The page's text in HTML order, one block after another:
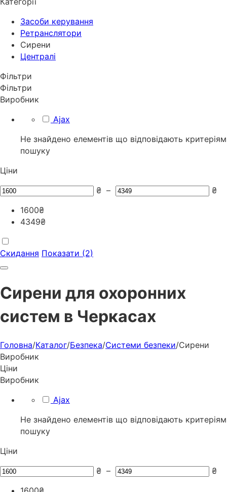
Засоби керування
Ретранслятори
Сирени
Централі
Фільтри
Фільтри
Виробник
Ajax
Не знайдено елементів що відповідають критеріям
пошуку
Ціни
₴ –
₴
1600₴
4349₴
Скидання Показати (2)
Сирени для охоронних
систем в Черкасах
Головна/Каталог/Безпека/Системи безпеки/Сирени
Виробник
Ціни
Виробник
Ajax
Не знайдено елементів що відповідають критеріям
пошуку
Ціни
₴ –
₴